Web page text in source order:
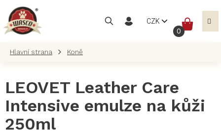
obsah
CZK
Koně
LEOVET Leather Care
Intensive emulze na kůži
250ml